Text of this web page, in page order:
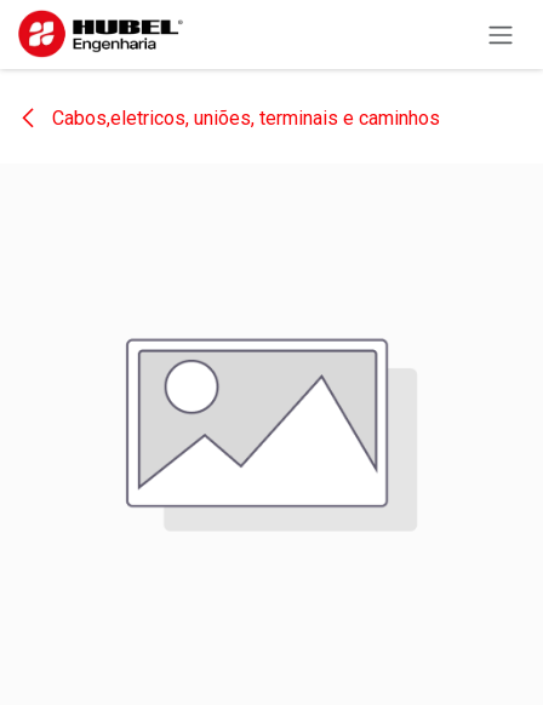
Pular para o conteúdo
Cabos,eletricos, uniões, terminais e caminhos